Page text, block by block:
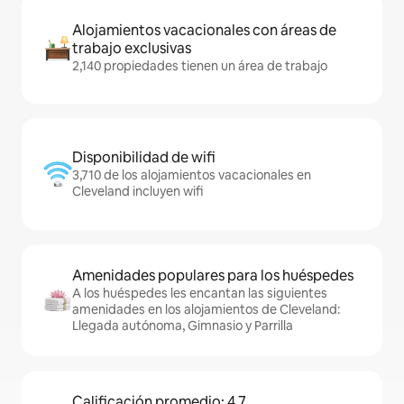
Alojamientos vacacionales con áreas de
trabajo exclusivas
2,140 propiedades tienen un área de trabajo
Disponibilidad de wifi
3,710 de los alojamientos vacacionales en
Cleveland incluyen wifi
Amenidades populares para los huéspedes
A los huéspedes les encantan las siguientes
amenidades en los alojamientos de Cleveland:
Llegada autónoma, Gimnasio y Parrilla